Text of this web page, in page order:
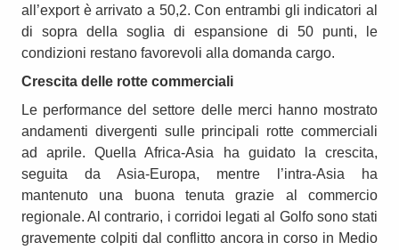
all’export è arrivato a 50,2. Con entrambi gli indicatori al
di sopra della soglia di espansione di 50 punti, le
condizioni restano favorevoli alla domanda cargo.
Crescita delle rotte commerciali
Le performance del settore delle merci hanno mostrato
andamenti divergenti sulle principali rotte commerciali
ad aprile. Quella Africa-Asia ha guidato la crescita,
seguita da Asia-Europa, mentre l’intra-Asia ha
mantenuto una buona tenuta grazie al commercio
regionale. Al contrario, i corridoi legati al Golfo sono stati
gravemente colpiti dal conflitto ancora in corso in Medio